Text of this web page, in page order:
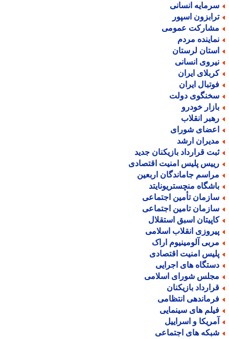
انسانی
اسپور
عمومی
مردم
لرستان
انسانی
ایران
ایران
دولت
خودرو
انقلاب
شورای
ارشد
قرارداد بازیکنان جدید
پلیس امنیت اقتصادی
جاماندگان اربعین
منچستریونایتد
تأمین اجتماعی
تامین اجتماعی
اسبق استقلال
انقلاب اسلامی
آلومینیوم اراک
امنیت اقتصادی
های اجرایی
شورای اسلامی
بازیکنان
انتظامی
های سینمایی
و اسراییل
های اجتماعی